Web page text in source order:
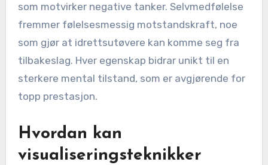
som motvirker negative tanker. Selvmedfølelse
fremmer følelsesmessig motstandskraft, noe
som gjør at idrettsutøvere kan komme seg fra
tilbakeslag. Hver egenskap bidrar unikt til en
sterkere mental tilstand, som er avgjørende for
topp prestasjon.
Hvordan kan
visualiseringsteknikker